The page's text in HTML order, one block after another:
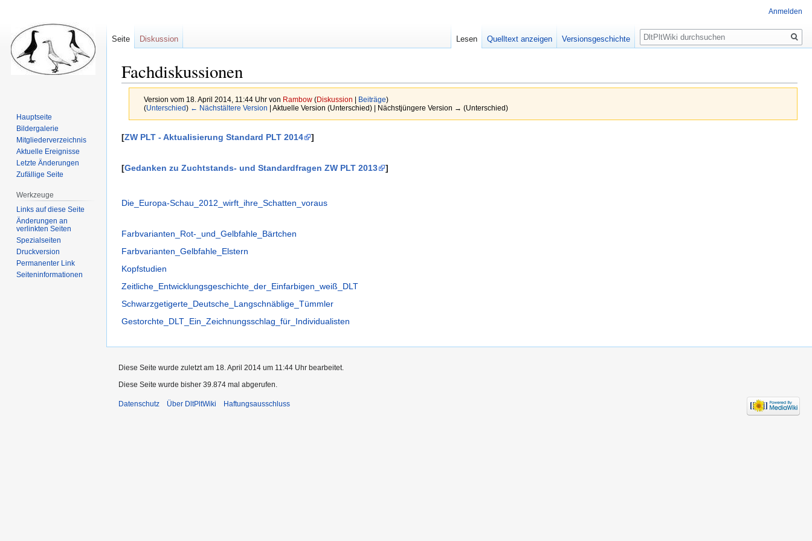
Fachdiskussionen
Version vom 18. April 2014, 11:44 Uhr von Rambow (Diskussion Beiträge)
(Unterschied) ← Nächstältere Version | Aktuelle Version (Unterschied) | Nächstjüngere Version → (Unterschied)
Zur
springen
Zur
springen
[ZW PLT - Aktualisierung Standard PLT 2014 ]
[Gedanken zu Zuchtstands- und Standardfragen ZW PLT 2013 ]
Die_Europa-Schau_2012_wirft_ihre_Schatten_voraus
Farbvarianten_Rot-_und_Gelbfahle_Bärtchen
Farbvarianten_Gelbfahle_Elstern
Kopfstudien
Zeitliche_Entwicklungsgeschichte_der_Einfarbigen_weiß_DLT
Schwarzgetigerte_Deutsche_Langschnäblige_Tümmler
Gestorchte_DLT_Ein_Zeichnungsschlag_für_Individualisten
Anmelden
Seite Diskussion Lesen Quelltext anzeigen Versionsgeschichte
Suche
Hauptseite
Bildergalerie
Mitgliederverzeichnis
Aktuelle Ereignisse
Letzte Änderungen
Zufällige Seite
Werkzeuge
Links auf diese Seite
Änderungen an
verlinkten Seiten
Spezialseiten
Druckversion
Permanenter Link
Seiten­informationen
Diese Seite wurde zuletzt am 18. April 2014 um 11:44 Uhr bearbeitet.
Diese Seite wurde bisher 39.874 mal abgerufen.
Datenschutz Über DltPltWiki Haftungsausschluss